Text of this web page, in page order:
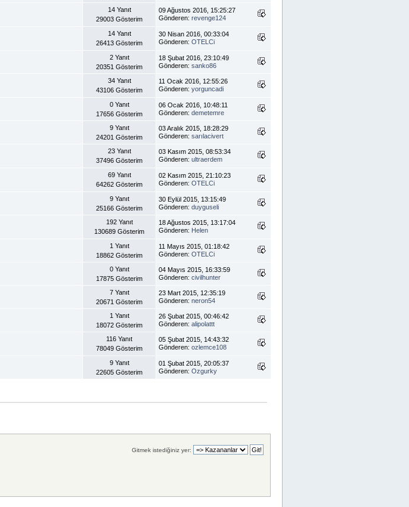
14 Yanıt
29003 Gösterim
09 Ağustos 2016, 15:25:27
Gönderen: revenge124
14 Yanıt
26413 Gösterim
30 Nisan 2016, 00:33:04
Gönderen: OTELCi
2 Yanıt
20351 Gösterim
18 Şubat 2016, 23:10:49
Gönderen: sanko86
34 Yanıt
43106 Gösterim
11 Ocak 2016, 12:55:26
Gönderen: yorguncadi
0 Yanıt
17656 Gösterim
06 Ocak 2016, 10:48:11
Gönderen: demetemre
9 Yanıt
24201 Gösterim
03 Aralık 2015, 18:28:29
Gönderen: sarılacivert
23 Yanıt
37496 Gösterim
03 Kasım 2015, 08:53:34
Gönderen: ultraerdem
69 Yanıt
64262 Gösterim
02 Kasım 2015, 21:10:23
Gönderen: OTELCi
9 Yanıt
25166 Gösterim
30 Eylül 2015, 13:15:49
Gönderen: duyguseli
192 Yanıt
130689 Gösterim
18 Ağustos 2015, 13:17:04
Gönderen: Helen
1 Yanıt
18862 Gösterim
11 Mayıs 2015, 01:18:42
Gönderen: OTELCi
0 Yanıt
17875 Gösterim
04 Mayıs 2015, 16:33:59
Gönderen: civilhunter
7 Yanıt
20671 Gösterim
23 Mart 2015, 12:35:19
Gönderen: neron54
1 Yanıt
18072 Gösterim
26 Şubat 2015, 00:46:42
Gönderen: alipolattt
116 Yanıt
78049 Gösterim
05 Şubat 2015, 14:43:32
Gönderen: ozlemce108
9 Yanıt
22605 Gösterim
01 Şubat 2015, 20:05:37
Gönderen: Ozgurky
Gitmek istediğiniz yer: